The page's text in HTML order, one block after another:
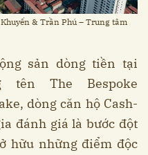
& Trần Phú – Trung tâm
sản dòng tiền tại
tên The Bespoke
dòng căn hộ Cash-
đánh giá là bước đột
hữu những điểm độc